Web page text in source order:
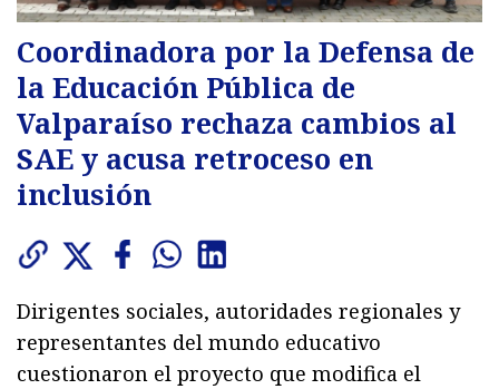
Coordinadora por la Defensa de
la Educación Pública de
Valparaíso rechaza cambios al
SAE y acusa retroceso en
inclusión
Dirigentes sociales, autoridades regionales y
representantes del mundo educativo
cuestionaron el proyecto que modifica el